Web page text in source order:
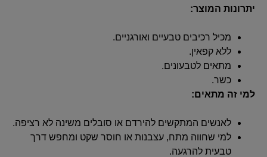
יתרונות המוצר:
מכיל רכיבים טבעיים ואורגניים.
ללא קפאין.
מתאים לטבעונים.
כשר.
למי זה מתאים:
לאנשים המתקשים להירדם או סובלים משינה לא רציפה.
למי שחווה מתח, עצבנות או חוסר שקט ומחפש דרך
טבעית להרגעה.